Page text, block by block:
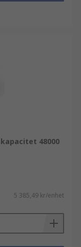
48000
5 385,49 kr/enhet